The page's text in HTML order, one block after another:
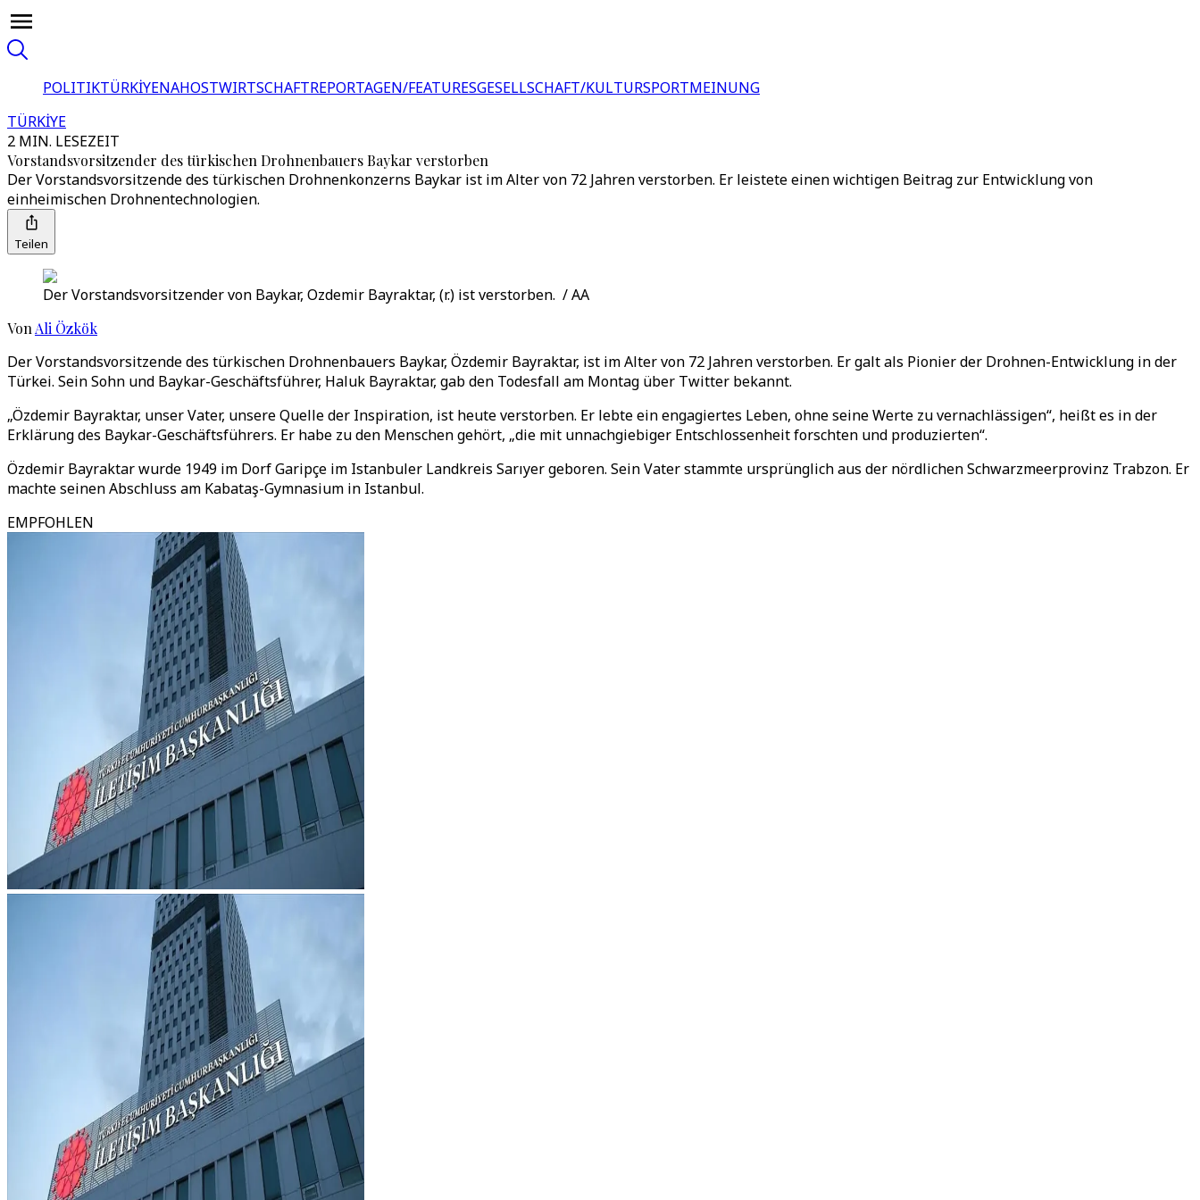
POLITIKTÜRKİYENAHOSTWIRTSCHAFTREPORTAGEN/FEATURESGESELLSCHAFT/KULTURSPORTMEINUNG
TÜRKİYE
2 MIN. LESEZEIT
Vorstandsvorsitzender des türkischen Drohnenbauers Baykar verstorben
Der Vorstandsvorsitzende des türkischen Drohnenkonzerns Baykar ist im Alter von 72 Jahren verstorben. Er leistete einen wichtigen Beitrag zur Entwicklung von
einheimischen Drohnentechnologien.
Teilen
Der Vorstandsvorsitzender von Baykar, Ozdemir Bayraktar, (r.) ist verstorben. / AA
Von Ali Özkök
Der Vorstandsvorsitzende des türkischen Drohnenbauers Baykar, Özdemir Bayraktar, ist im Alter von 72 Jahren verstorben. Er galt als Pionier der Drohnen-Entwicklung in der
Türkei. Sein Sohn und Baykar-Geschäftsführer, Haluk Bayraktar, gab den Todesfall am Montag über Twitter bekannt.
„Özdemir Bayraktar, unser Vater, unsere Quelle der Inspiration, ist heute verstorben. Er lebte ein engagiertes Leben, ohne seine Werte zu vernachlässigen“, heißt es in der
Erklärung des Baykar-Geschäftsführers. Er habe zu den Menschen gehört, „die mit unnachgiebiger Entschlossenheit forschten und produzierten“.
Özdemir Bayraktar wurde 1949 im Dorf Garipçe im Istanbuler Landkreis Sarıyer geboren. Sein Vater stammte ursprünglich aus der nördlichen Schwarzmeerprovinz Trabzon. Er
machte seinen Abschluss am Kabataş-Gymnasium in Istanbul.
EMPFOHLEN